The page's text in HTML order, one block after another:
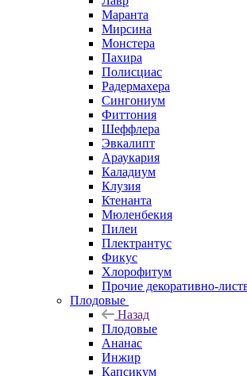
Маранта
Мирсина
Монстера
Пахира
Полисциас
Радермахера
Сингониум
Фиттония
Шеффлера
Эвкалипт
Араукария
Каладиум
Клузия
Ктенанта
Мюленбекия
Пилеи
Плектрантус
Фикус
Хлорофитум
Прочие декоративно-
Плодовые
Назад
Плодовые
Ананас
Инжир
Капсикум